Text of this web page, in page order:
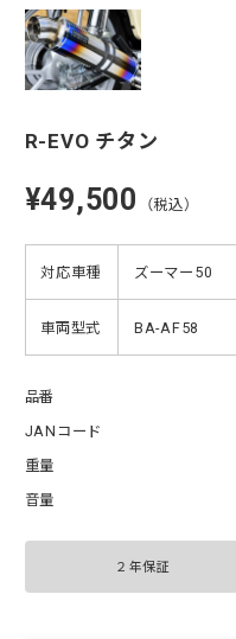
R-EVO チタン
¥49,500 （税込）
対応車種 ズーマー50
車両型式 BA-AF58
品番
JANコード
重量
音量
２年保証